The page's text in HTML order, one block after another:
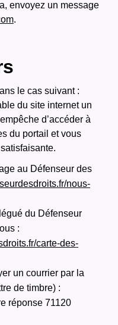
envoyez un message
.
le cas suivant :
du site internet un
d’accéder à
du portail et vous
au Défenseur des
nous-
du Défenseur
:
carte-des-
un courrier par la
de timbre) :
réponse 71120